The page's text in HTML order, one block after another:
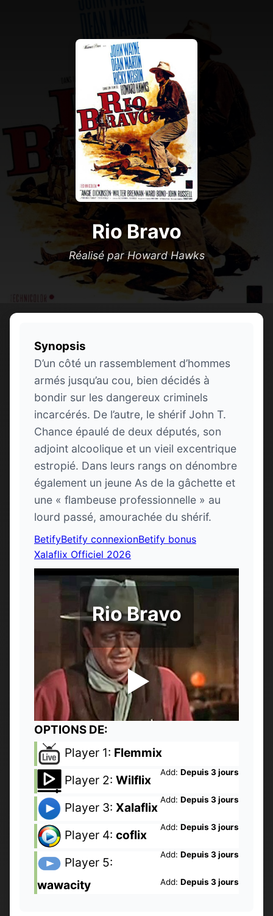
Rio Bravo
Réalisé par Howard Hawks
Synopsis
D’un côté un rassemblement d’hommes
armés jusqu’au cou, bien décidés à
bondir sur les dangereux criminels
incarcérés. De l’autre, le shérif John T.
Chance épaulé de deux députés, son
adjoint alcoolique et un vieil excentrique
estropié. Dans leurs rangs on dénombre
également un jeune As de la gâchette et
une « flambeuse professionnelle » au
lourd passé, amourachée du shérif.
BetifyBetify connexionBetify bonus
Xalaflix Officiel 2026
Rio Bravo
OPTIONS DE:
Player 1: Flemmix
Add: Depuis 3 jours
Player 2: Wilflix
Add: Depuis 3 jours
Player 3: Xalaflix
Add: Depuis 3 jours
Player 4: coflix
Add: Depuis 3 jours
Player 5:
wawacity
Add: Depuis 3 jours